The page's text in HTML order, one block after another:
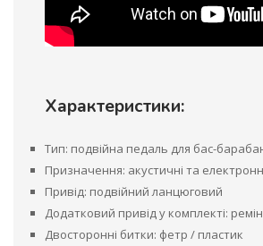
Характеристики:
Тип: подвійна педаль для бас-
Призначення: акустичні та
Привід: подвійний ланцюговий
Додатковий привід у комплекті:
Двосторонні битки: фетр / пластик